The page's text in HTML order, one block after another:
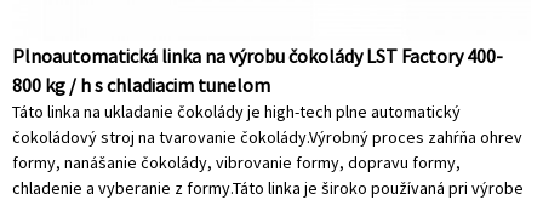
Plnoautomatická linka na výrobu čokolády LST Factory 400-
800 kg / h s chladiacim tunelom
Táto linka na ukladanie čokolády je high-tech plne automatický
čokoládový stroj na tvarovanie čokolády.Výrobný proces zahŕňa ohrev
formy, nanášanie čokolády, vibrovanie formy, dopravu formy,
chladenie a vyberanie z formy.Táto linka je široko používaná pri výrobe